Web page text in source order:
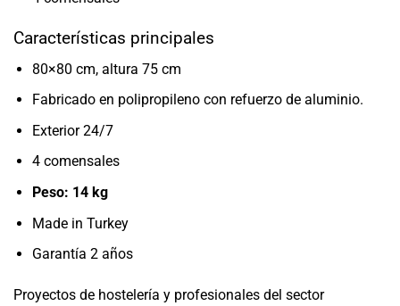
Características principales
80×80 cm, altura 75 cm
Fabricado en polipropileno con refuerzo de aluminio.
Exterior 24/7
4 comensales
Peso: 14 kg
Made in Turkey
Garantía 2 años
Proyectos de hostelería y profesionales del sector